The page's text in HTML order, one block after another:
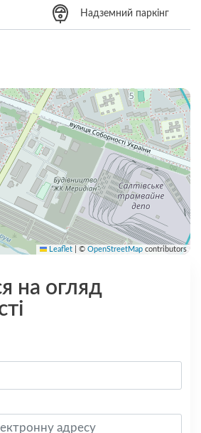
Надземний паркінг
Leaflet © OpenStreetMap contributors
на огляд